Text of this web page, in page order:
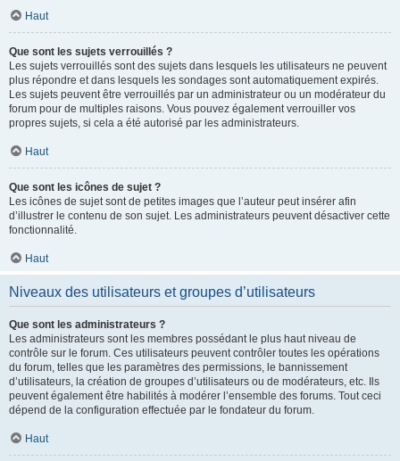
Haut
Que sont les sujets verrouillés ?
Les sujets verrouillés sont des sujets dans lesquels les utilisateurs ne peuvent
plus répondre et dans lesquels les sondages sont automatiquement expirés.
Les sujets peuvent être verrouillés par un administrateur ou un modérateur du
forum pour de multiples raisons. Vous pouvez également verrouiller vos
propres sujets, si cela a été autorisé par les administrateurs.
Haut
Que sont les icônes de sujet ?
Les icônes de sujet sont de petites images que l’auteur peut insérer afin
d’illustrer le contenu de son sujet. Les administrateurs peuvent désactiver cette
fonctionnalité.
Haut
Niveaux des utilisateurs et groupes d’utilisateurs
Que sont les administrateurs ?
Les administrateurs sont les membres possédant le plus haut niveau de
contrôle sur le forum. Ces utilisateurs peuvent contrôler toutes les opérations
du forum, telles que les paramètres des permissions, le bannissement
d’utilisateurs, la création de groupes d’utilisateurs ou de modérateurs, etc. Ils
peuvent également être habilités à modérer l’ensemble des forums. Tout ceci
dépend de la configuration effectuée par le fondateur du forum.
Haut